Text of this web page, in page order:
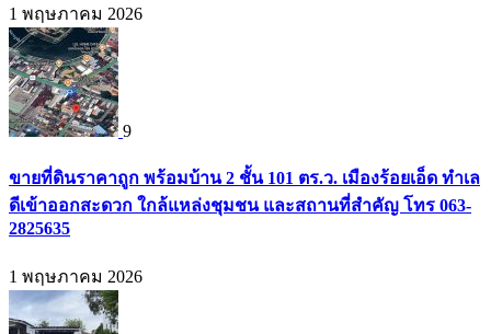
1 พฤษภาคม 2026
9
ขายที่ดินราคาถูก พร้อมบ้าน 2 ชั้น 101 ตร.ว. เมืองร้อยเอ็ด ทำเล
ดีเข้าออกสะดวก ใกล้แหล่งชุมชน และสถานที่สำคัญ โทร 063-
2825635
1 พฤษภาคม 2026